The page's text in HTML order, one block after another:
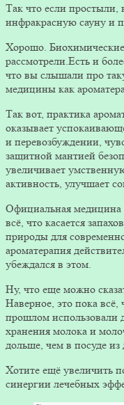
Так что если
инфракрасную сауну и
Хорошо.
рассмотрели.Есть и
что вы слышали про
медицины как
Так вот, практика
оказывает
и перевозбуждении,
защитной мантией
увеличивает
активность, улучшает
Официальная медицина
всё, что касается
природы для
ароматерапия
убеждался в этом.
Ну, что еще можно
Наверное, это пока
прошлом использовали
хранения молока и
дольше, чем в посуде из
Хотите ещё увеличить
синергии лечебных